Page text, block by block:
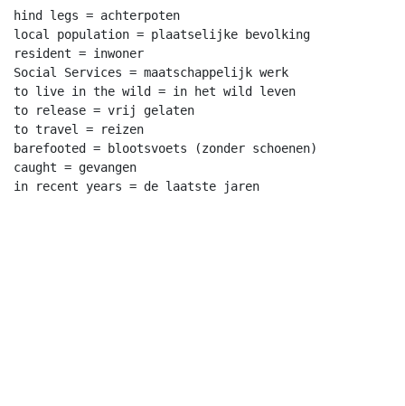
hind legs = achterpoten
local population = plaatselijke bevolking
resident = inwoner
Social Services = maatschappelijk werk
to live in the wild = in het wild leven
to release = vrij gelaten
to travel = reizen
barefooted = blootsvoets (zonder schoenen)
caught = gevangen